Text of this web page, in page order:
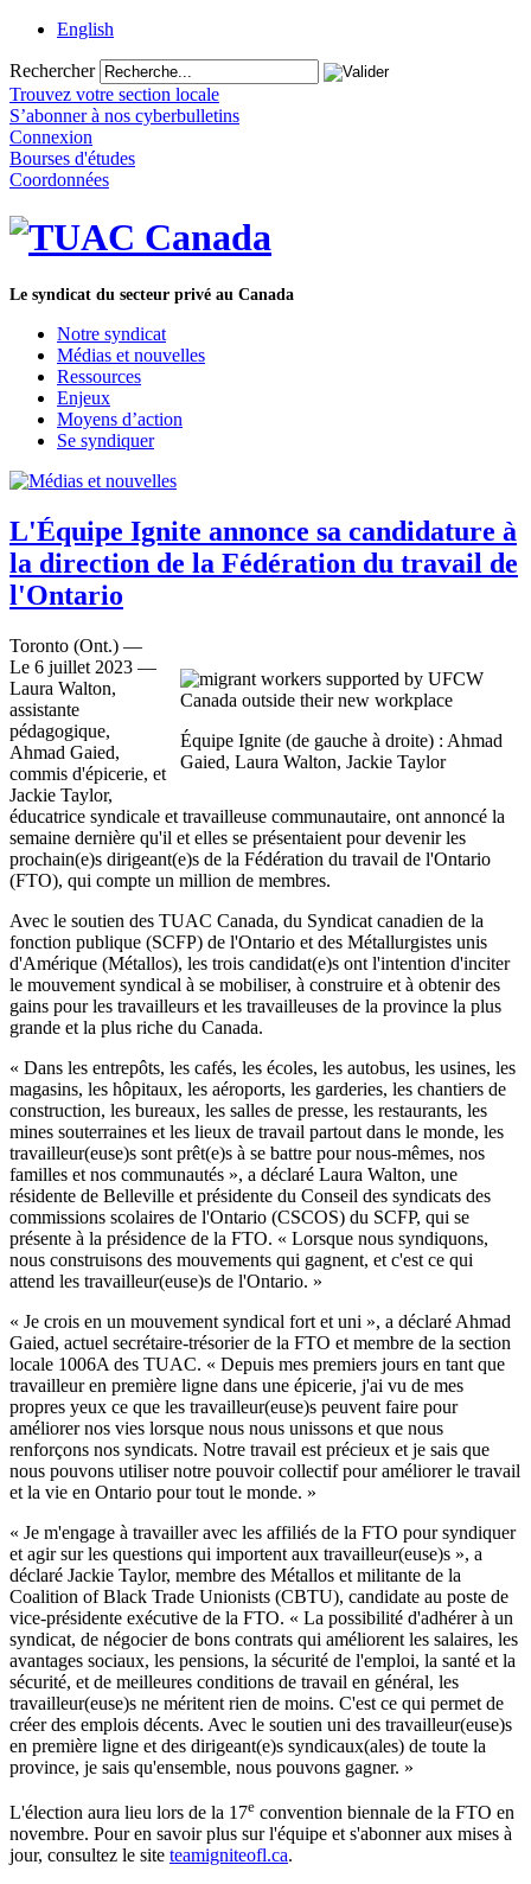
English
Rechercher
Trouvez votre section locale
S’abonner à nos cyberbulletins
Connexion
Bourses d'études
Coordonnées
Le syndicat du secteur privé au Canada
Notre syndicat
Médias et nouvelles
Ressources
Enjeux
Moyens d’action
Se syndiquer
L'Équipe Ignite annonce sa candidature à
la direction de la Fédération du travail de
l'Ontario
Équipe Ignite (de gauche à droite) : Ahmad
Gaied, Laura Walton, Jackie Taylor
Toronto (Ont.) —
Le 6 juillet 2023 —
Laura Walton,
assistante
pédagogique,
Ahmad Gaied,
commis d'épicerie, et
Jackie Taylor,
éducatrice syndicale et travailleuse communautaire, ont annoncé la
semaine dernière qu'il et elles se présentaient pour devenir les
prochain(e)s dirigeant(e)s de la Fédération du travail de l'Ontario
(FTO), qui compte un million de membres.
Avec le soutien des TUAC Canada, du Syndicat canadien de la
fonction publique (SCFP) de l'Ontario et des Métallurgistes unis
d'Amérique (Métallos), les trois candidat(e)s ont l'intention d'inciter
le mouvement syndical à se mobiliser, à construire et à obtenir des
gains pour les travailleurs et les travailleuses de la province la plus
grande et la plus riche du Canada.
« Dans les entrepôts, les cafés, les écoles, les autobus, les usines, les
magasins, les hôpitaux, les aéroports, les garderies, les chantiers de
construction, les bureaux, les salles de presse, les restaurants, les
mines souterraines et les lieux de travail partout dans le monde, les
travailleur(euse)s sont prêt(e)s à se battre pour nous-mêmes, nos
familles et nos communautés », a déclaré Laura Walton, une
résidente de Belleville et présidente du Conseil des syndicats des
commissions scolaires de l'Ontario (CSCOS) du SCFP, qui se
présente à la présidence de la FTO. « Lorsque nous syndiquons,
nous construisons des mouvements qui gagnent, et c'est ce qui
attend les travailleur(euse)s de l'Ontario. »
« Je crois en un mouvement syndical fort et uni », a déclaré Ahmad
Gaied, actuel secrétaire-trésorier de la FTO et membre de la section
locale 1006A des TUAC. « Depuis mes premiers jours en tant que
travailleur en première ligne dans une épicerie, j'ai vu de mes
propres yeux ce que les travailleur(euse)s peuvent faire pour
améliorer nos vies lorsque nous nous unissons et que nous
renforçons nos syndicats. Notre travail est précieux et je sais que
nous pouvons utiliser notre pouvoir collectif pour améliorer le travail
et la vie en Ontario pour tout le monde. »
« Je m'engage à travailler avec les affiliés de la FTO pour syndiquer
et agir sur les questions qui importent aux travailleur(euse)s », a
déclaré Jackie Taylor, membre des Métallos et militante de la
Coalition of Black Trade Unionists (CBTU), candidate au poste de
vice-présidente exécutive de la FTO. « La possibilité d'adhérer à un
syndicat, de négocier de bons contrats qui améliorent les salaires, les
avantages sociaux, les pensions, la sécurité de l'emploi, la santé et la
sécurité, et de meilleures conditions de travail en général, les
travailleur(euse)s ne méritent rien de moins. C'est ce qui permet de
créer des emplois décents. Avec le soutien uni des travailleur(euse)s
en première ligne et des dirigeant(e)s syndicaux(ales) de toute la
province, je sais qu'ensemble, nous pouvons gagner. »
L'élection aura lieu lors de la 17e convention biennale de la FTO en
novembre. Pour en savoir plus sur l'équipe et s'abonner aux mises à
jour, consultez le site teamigniteofl.ca.